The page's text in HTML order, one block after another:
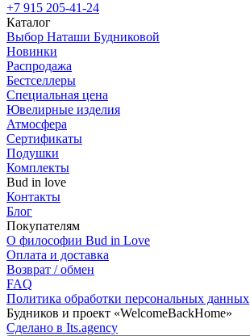
+7 915 205-41-24
Каталог
Выбор Наташи Будниковой
Новинки
Распродажа
Бестселлеры
Специальная цена
Ювелирные изделия
Атмосфера
Сертификаты
Подушки
Комплекты
Bud in love
Контакты
Блог
Покупателям
О философии Bud in Love
Оплата и доставка
Возврат / обмен
FAQ
Политика обработки персональных данных
Будников и проект «WelcomeBackHome»
Сделано в Its.agency